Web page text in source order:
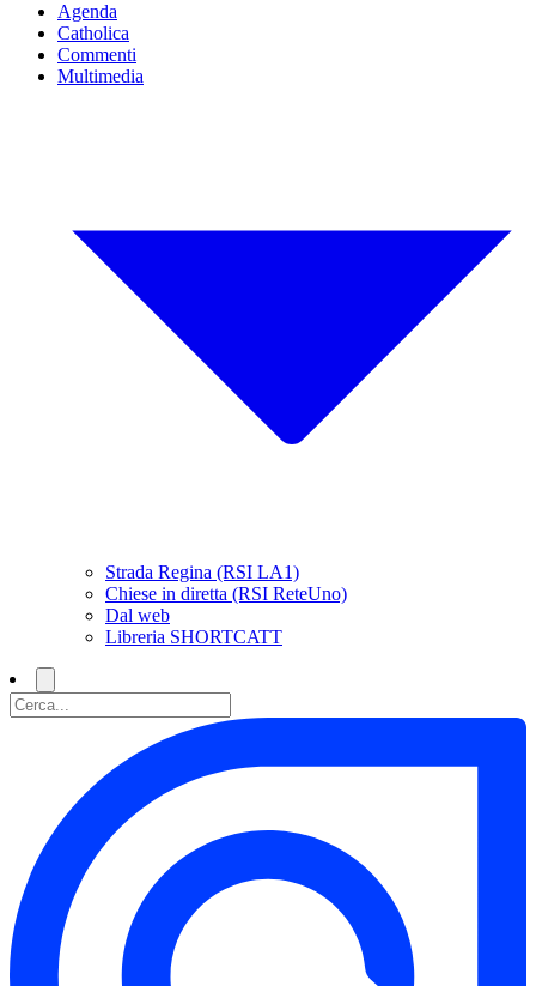
Agenda
Catholica
Commenti
Multimedia
Strada Regina (RSI LA1)
Chiese in diretta (RSI ReteUno)
Dal web
Libreria SHORTCATT